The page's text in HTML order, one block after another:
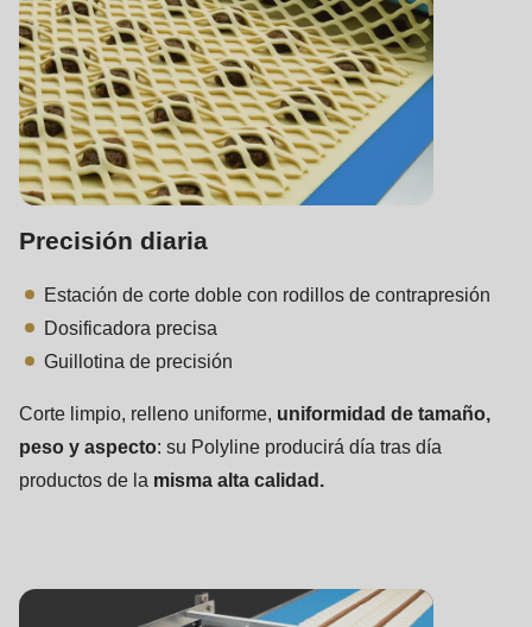
Precisión diaria
Estación de corte doble con rodillos de contrapresión
Dosificadora precisa
Guillotina de precisión
Corte limpio, relleno uniforme, uniformidad de tamaño,
peso y aspecto: su Polyline producirá día tras día
productos de la misma alta calidad.